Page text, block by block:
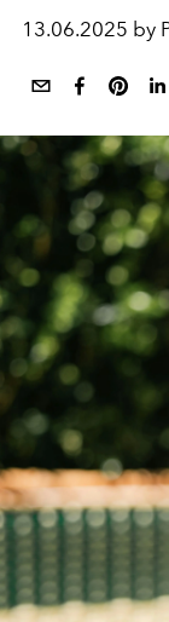
13.06.2025 by